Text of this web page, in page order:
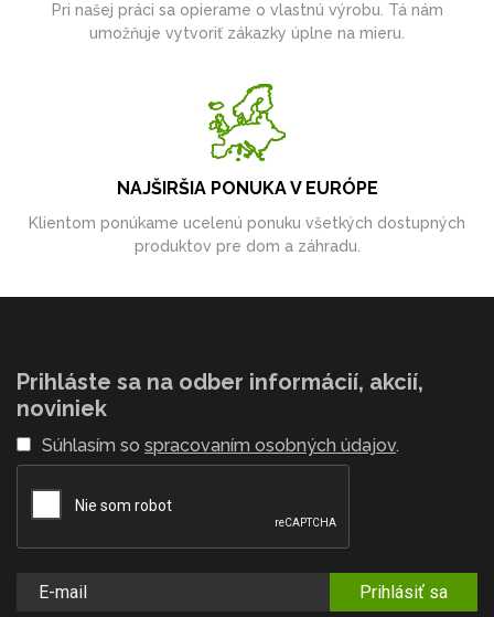
Pri našej práci sa opierame o vlastnú výrobu. Tá nám
umožňuje vytvoriť zákazky úplne na mieru.
NAJŠIRŠIA PONUKA V EURÓPE
Klientom ponúkame ucelenú ponuku všetkých dostupných
produktov pre dom a záhradu.
Prihláste sa na odber informácií, akcií,
noviniek
Súhlasím so spracovaním osobných údajov.
Prihlásiť sa